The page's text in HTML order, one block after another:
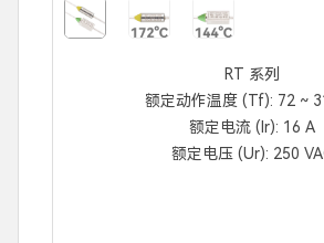
RT 系列
额定动作温度 (Tf): 72 ~
额定电流 (Ir): 16 A
额定电压 (Ur): 250